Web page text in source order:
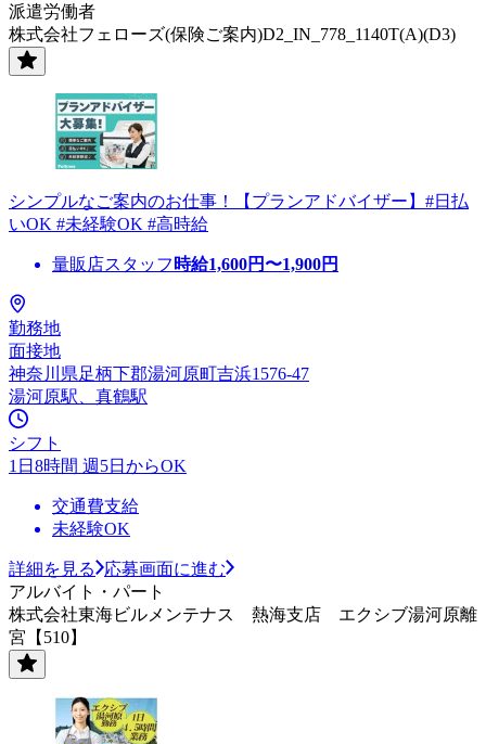
派遣労働者
株式会社フェローズ(保険ご案内)D2_IN_778_1140T(A)(D3)
シンプルなご案内のお仕事！【プランアドバイザー】#日払
いOK #未経験OK #高時給
量販店スタッフ 時給1,600円〜1,900円
勤務地
面接地
神奈川県足柄下郡湯河原町吉浜1576-47
湯河原駅、真鶴駅
シフト
1日8時間 週5日からOK
交通費支給
未経験OK
詳細を見る
応募画面に進む
アルバイト・パート
株式会社東海ビルメンテナス 熱海支店 エクシブ湯河原離
宮【510】